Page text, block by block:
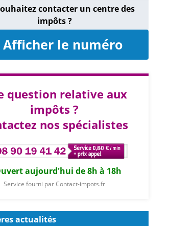
contacter un centre des
impôts ?
le numéro
question relative aux
impôts ?
nos spécialistes
aujourd'hui de 8h à 18h
Service fourni par Contact-impots.fr
actualités